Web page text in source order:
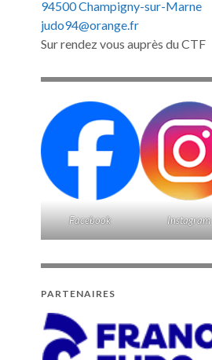
94500 Champigny-sur-Marne
judo94@orange.fr
Sur rendez vous auprès du CTF
Facebook Instagram
PARTENAIRES